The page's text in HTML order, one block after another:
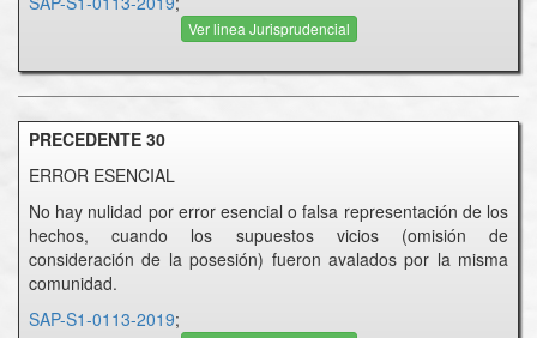
Ver linea Jurisprudencial
PRECEDENTE 30
ERROR ESENCIAL
No hay nulidad por error esencial o falsa representación de los
hechos, cuando los supuestos vicios (omisión de
consideración de la posesión) fueron avalados por la misma
comunidad.
SAP-S1-0113-2019;